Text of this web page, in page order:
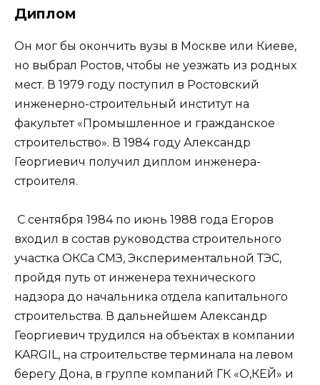
Диплом
Он мог бы окончить вузы в Москве или Киеве,
но выбрал Ростов, чтобы не уезжать из родных
мест. В 1979 году поступил в Ростовский
инженерно-строительный институт на
факультет «Промышленное и гражданское
строительство». В 1984 году Александр
Георгиевич получил диплом инженера-
строителя.
С сентября 1984 по июнь 1988 года Егоров
входил в состав руководства строительного
участка ОКСа СМЗ, Экспериментальной ТЭС,
пройдя путь от инженера технического
надзора до начальника отдела капитального
строительства. В дальнейшем Александр
Георгиевич трудился на объектах в компании
KARGIL, на строительстве терминала на левом
берегу Дона, в группе компаний ГК «О,КЕЙ» и